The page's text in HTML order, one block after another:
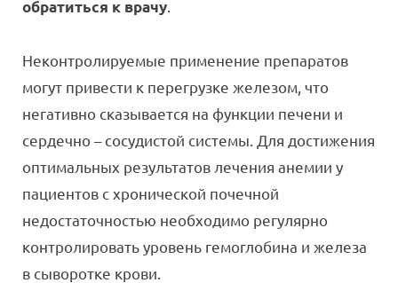
обратиться к врачу.
Неконтролируемые применение препаратов
могут привести к перегрузке железом, что
негативно сказывается на функции печени и
сердечно – сосудистой системы. Для достижения
оптимальных результатов лечения анемии у
пациентов с хронической почечной
недостаточностью необходимо регулярно
контролировать уровень гемоглобина и железа
в сыворотке крови.